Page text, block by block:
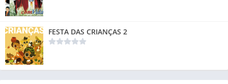
FESTA DAS CRIANÇAS 2